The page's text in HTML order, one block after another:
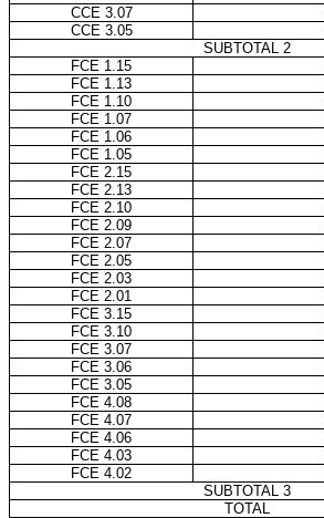
CCE 3.07
CCE 3.05
SUBTOTAL 2
FCE 1.15
FCE 1.13
FCE 1.10
FCE 1.07
FCE 1.06
FCE 1.05
FCE 2.15
FCE 2.13
FCE 2.10
FCE 2.09
FCE 2.07
FCE 2.05
FCE 2.03
FCE 2.01
FCE 3.15
FCE 3.10
FCE 3.07
FCE 3.06
FCE 3.05
FCE 4.08
FCE 4.07
FCE 4.06
FCE 4.03
FCE 4.02
SUBTOTAL 3
TOTAL